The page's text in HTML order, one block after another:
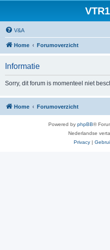
V&A
Home Forumoverzicht
Informatie
Sorry, dit forum is momenteel niet
Home Forumoverzicht
Powered by phpBB®
Nederlandse
Privacy |